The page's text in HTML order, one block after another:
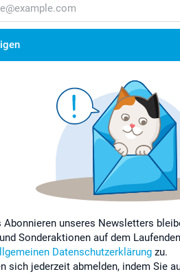
Abonnieren unseres Newsletters
Sonderaktionen auf dem
Datenschutzerklärung zu.
sich jederzeit abmelden, indem Sie